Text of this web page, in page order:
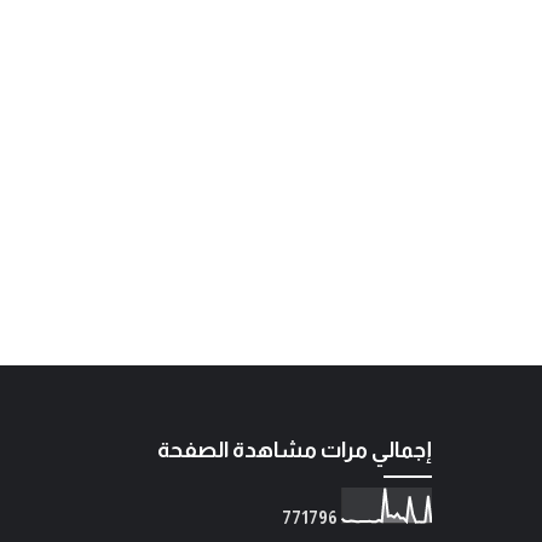
إجمالي مرات مشاهدة الصفحة
771 796